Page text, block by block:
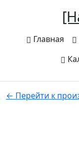
Главная
← Перейти к